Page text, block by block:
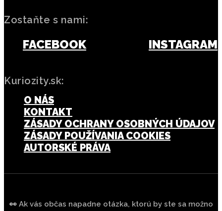
Zostaňte s nami:
FACEBOOK INSTAGRAM
Kuriozity.sk:
O NÁS
KONTAKT
ZÁSADY OCHRANY OSOBNÝCH ÚDAJOV
ZÁSADY POUŽÍVANIA COOKIES
AUTORSKÉ PRÁVA
👀 Ak vás občas napadne otázka, ktorú by ste sa možno